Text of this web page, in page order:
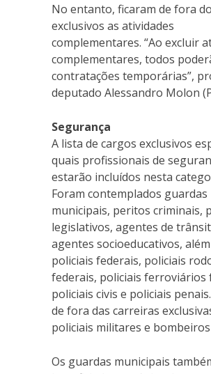
No entanto, ficaram de fora
exclusivos as atividades
complementares. “Ao excluir
complementares, todos
contratações temporárias”,
deputado Alessandro Molon
Segurança
A lista de cargos exclusivos
quais profissionais de
estarão incluídos nesta
Foram contemplados guardas
municipais, peritos criminais,
legislativos, agentes de
agentes socioeducativos,
policiais federais, policiais
federais, policiais ferroviários
policiais civis e policiais
de fora das carreiras
policiais militares e
Os guardas municipais